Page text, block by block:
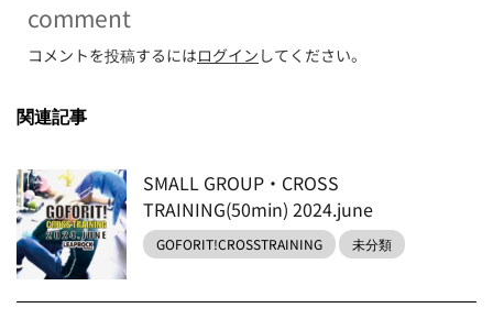
comment
コメントを投稿するにはログイン してください。
関連記事
SMALL GROUP・CROSS
TRAINING(50min) 2024.june
GOFORIT!CROSSTRAINING 未分類